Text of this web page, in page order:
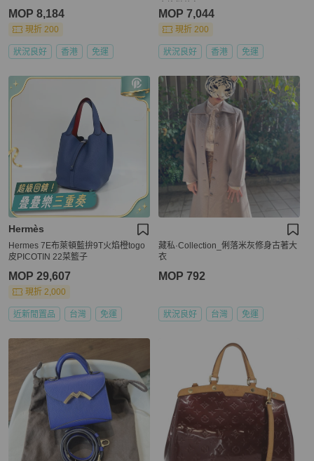
MOP 8,184
現折 200
狀況良好 香港 免運
MOP 7,044
現折 200
狀況良好 香港 免運
Hermès
Hermes 7E布萊頓藍拚9T火焰橙togo
皮PICOTIN 22菜籃子
MOP 29,607
現折 2,000
近新閒置品 台灣 免運
藏私·Collection_俐落米灰修身古著大
衣
MOP 792
狀況良好 台灣 免運